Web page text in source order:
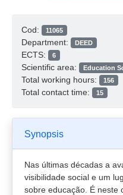
Cod: 11065
Department: DEED
ECTS: 6
Scientific area: Education
Total working hours: 156
Total contact time: 15
Synopsis
Nas últimas décadas a
visibilidade social e um
sobre educação. É neste